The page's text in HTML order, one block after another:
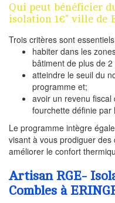
Qui peut bénéficier
isolation 1€" ville de
Trois critères sont
habiter dans les
bâtiment de plus de 2
atteindre le seuil du
programme et;
avoir un revenu
fourchette définie par
Le programme intègre
visant à vous prodiguer
améliorer le confort
Artisan RGE-
Combles à